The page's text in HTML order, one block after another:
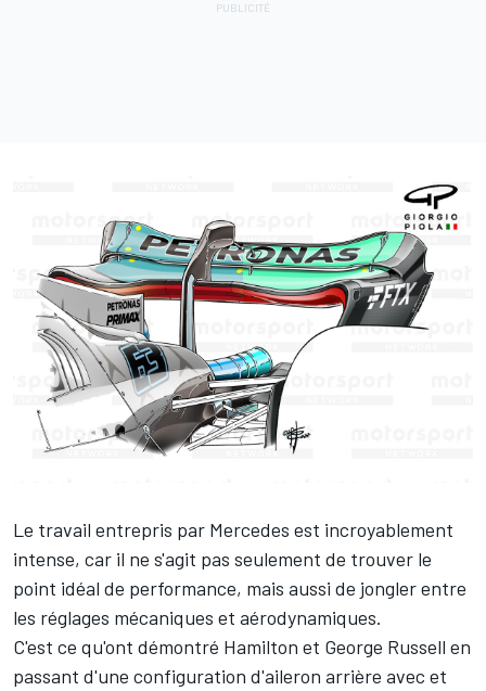
Le travail entrepris par Mercedes est incroyablement
intense, car il ne s'agit pas seulement de trouver le
point idéal de performance, mais aussi de jongler entre
les réglages mécaniques et aérodynamiques.
C'est ce qu'ont démontré Hamilton et George Russell en
passant d'une configuration d'aileron arrière avec et